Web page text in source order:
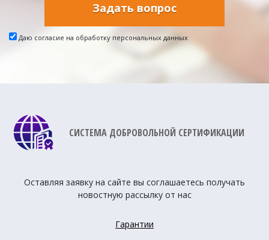
Задать вопрос
Даю согласие на обработку персональных данных
СИСТЕМА ДОБРОВОЛЬНОЙ СЕРТИФИКАЦИИ
Оставляя заявку на сайте вы соглашаетесь получать
новостную рассылку от нас
Гарантии